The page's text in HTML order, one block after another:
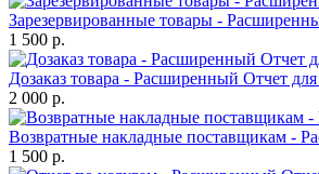
Зарезервированные товары -
1 500 р.
Дозаказ товара - Расширенный Отчет
2 000 р.
Возвратные накладные поставщикам -
1 500 р.